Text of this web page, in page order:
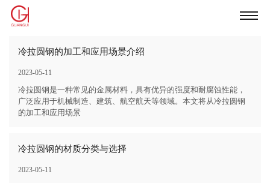
冷拉圆钢的加工和应用场景介绍
2023-05-11
冷拉圆钢是一种常见的金属材料，具有优异的强度和耐腐蚀性能，
广泛应用于机械制造、建筑、航空航天等领域。本文将从冷拉圆钢
的加工和应用场景
冷拉圆钢的材质分类与选择
2023-05-11